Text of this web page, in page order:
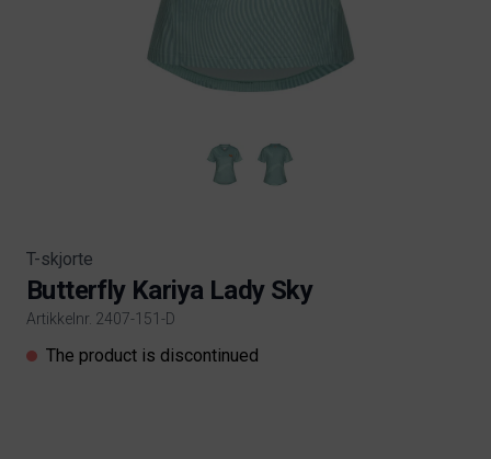
T-skjorte
Butterfly Kariya Lady Sky
Artikkelnr. 2407-151-D
Product information
The product is discontinued